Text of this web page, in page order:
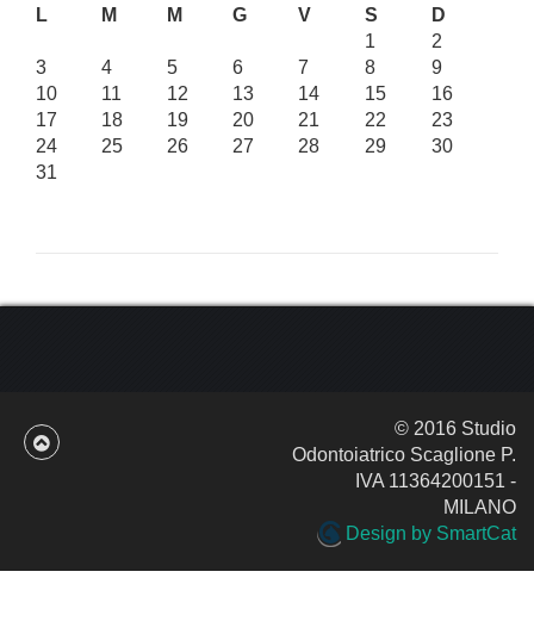
L
M M G V S
D
1
2
3
4 5 6 7 8
9
10
11 12 13 14 15
16
17
18 19 20 21 22
23
24
25 26 27 28 29
30
31
© 2016 Studio
Odontoiatrico Scaglione P.
IVA 11364200151 -
MILANO
Design by SmartCat